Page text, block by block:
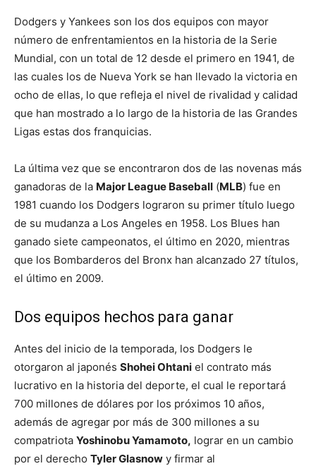
Dodgers y Yankees son los dos equipos con mayor
número de enfrentamientos en la historia de la Serie
Mundial, con un total de 12 desde el primero en 1941, de
las cuales los de Nueva York se han llevado la victoria en
ocho de ellas, lo que refleja el nivel de rivalidad y calidad
que han mostrado a lo largo de la historia de las Grandes
Ligas estas dos franquicias.
La última vez que se encontraron dos de las novenas más
ganadoras de la Major League Baseball (MLB) fue en
1981 cuando los Dodgers lograron su primer título luego
de su mudanza a Los Angeles en 1958. Los Blues han
ganado siete campeonatos, el último en 2020, mientras
que los Bombarderos del Bronx han alcanzado 27 títulos,
el último en 2009.
Dos equipos hechos para ganar
Antes del inicio de la temporada, los Dodgers le
otorgaron al japonés Shohei Ohtani el contrato más
lucrativo en la historia del deporte, el cual le reportará
700 millones de dólares por los próximos 10 años,
además de agregar por más de 300 millones a su
compatriota Yoshinobu Yamamoto, lograr en un cambio
por el derecho Tyler Glasnow y firmar al